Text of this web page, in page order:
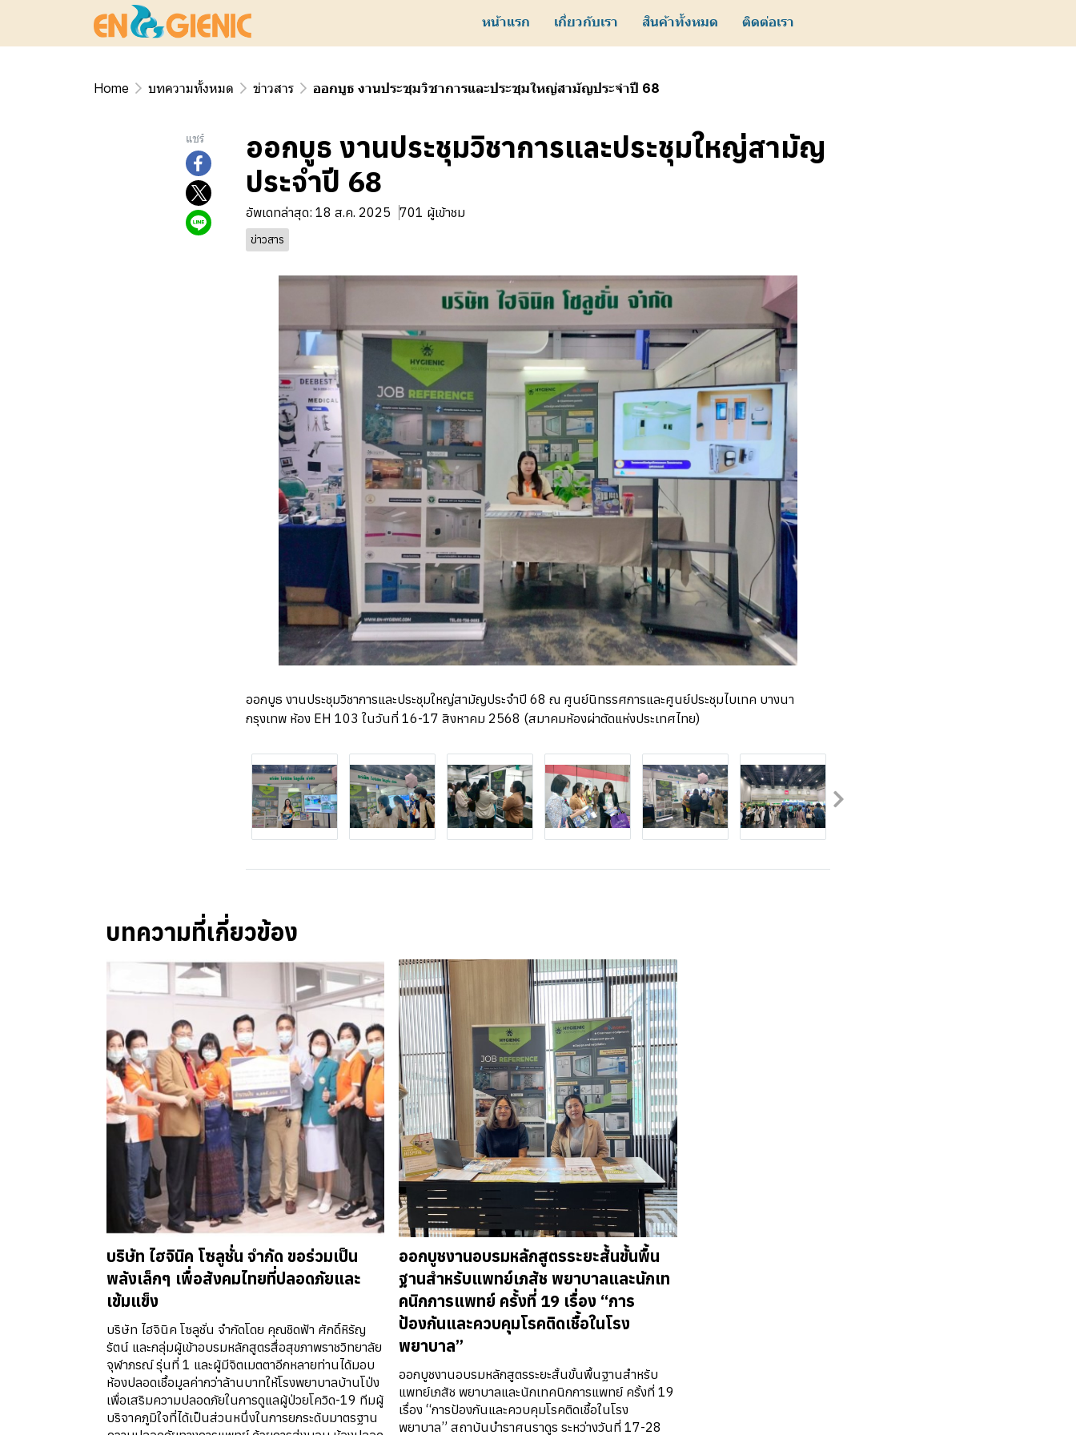
หน้าแรก เกี่ยวกับเรา สินค้าทั้งหมด ติดต่อเรา
Home บทความทั้งหมด ข่าวสาร ออกบูธ งานประชุมวิชาการและประชุมใหญ่สามัญประจำปี 68
แชร์
ออกบูธ งานประชุมวิชาการและประชุมใหญ่สามัญ
ประจำปี 68
อัพเดทล่าสุด: 18 ส.ค. 2025 701 ผู้เข้าชม
ข่าวสาร
ออกบูธ งานประชุมวิชาการและประชุมใหญ่สามัญประจำปี 68 ณ ศูนย์นิทรรศการและศูนย์ประชุมไบเทค บางนา
กรุงเทพ ห้อง EH 103 ในวันที่ 16-17 สิงหาคม 2568 (สมาคมห้องผ่าตัดแห่งประเทศไทย)
บทความที่เกี่ยวข้อง
บริษัท ไฮจินิค โซลูชั่น จำกัด ขอร่วมเป็น
พลังเล็กๆ เพื่อสังคมไทยที่ปลอดภัยและ
เข้มแข็ง
บริษัท ไฮจินิค โซลูชั่น จำกัดโดย คุณชิดฟ้า ศักดิ์หิรัญ
รัตน์ และกลุ่มผู้เข้าอบรมหลักสูตรสื่อสุขภาพราชวิทยาลัย
จุฬาภรณ์ รุ่นที่ 1 และผู้มีจิตเมตตาอีกหลายท่านได้มอบ
ห้องปลอดเชื้อมูลค่ากว่าล้านบาทให้โรงพยาบาลบ้านโป่ง
เพื่อเสริมความปลอดภัยในการดูแลผู้ป่วยโควิด-19 ทีมผู้
บริจาคภูมิใจที่ได้เป็นส่วนหนึ่งในการยกระดับมาตรฐาน
ออกบูชงานอบรมหลักสูตรระยะสั้นขั้นพื้น
ฐานสำหรับแพทย์เภสัช พยาบาลและนักเท
คนิกการแพทย์ ครั้งที่ 19 เรื่อง “การ
ป้องกันและควบคุมโรคติดเชื้อในโรง
พยาบาล”
ออกบูชงานอบรมหลักสูตรระยะสั้นขั้นพื้นฐานสำหรับ
แพทย์เภสัช พยาบาลและนักเทคนิกการแพทย์ ครั้งที่ 19
เรื่อง “การป้องกันและควบคุมโรคติดเชื้อในโรง
พยาบาล” สถาบันบำราศนราดูร ระหว่างวันที่ 17-28